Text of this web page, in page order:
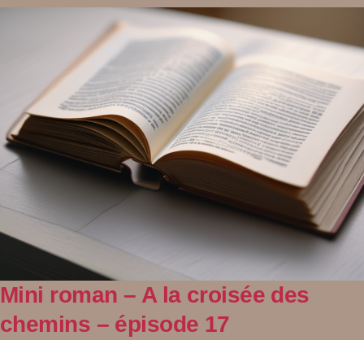
Mini roman – A la croisée des
chemins – épisode 17